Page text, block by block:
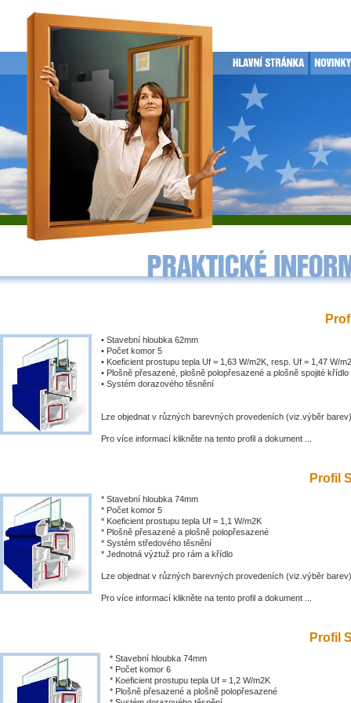
• Stavební hloubka 62mm
• Počet komor 5
• Koeficient prostupu tepla Uf = 1,63 W/m2K, resp. Uf = 1,47 W/
• Plošně přesazené, plošně polopřesazené a plošně spojité křídlo
• Systém dorazového těsnění
Lze objednat v různých barevných provedeních (viz.výběr barev)
Pro více informací klikněte na tento profil a dokument ...
Profil
* Stavební hloubka 74mm
* Počet komor 5
* Koeficient prostupu tepla Uf = 1,1 W/m2K
* Plošně přesazené a plošně polopřesazené
* Systém středového těsnění
* Jednotná výztuž pro rám a křídlo
Lze objednat v různých barevných provedeních (viz.výběr barev)
Pro více informací klikněte na tento profil a dokument ...
Profil
* Stavební hloubka 74mm
* Počet komor 6
* Koeficient prostupu tepla Uf = 1,2 W/m2K
* Plošně přesazené a plošně polopřesazené